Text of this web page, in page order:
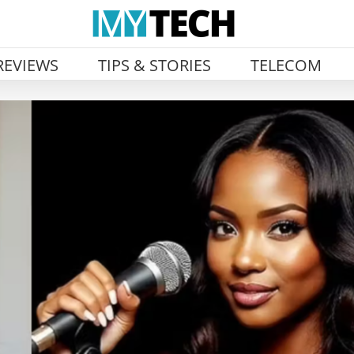
TIPS & STORIES TELECOM